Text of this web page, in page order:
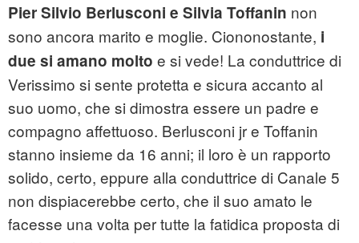
Pier Silvio Berlusconi e Silvia Toffanin non
sono ancora marito e moglie. Ciononostante, i
due si amano molto e si vede! La conduttrice di
Verissimo si sente protetta e sicura accanto al
suo uomo, che si dimostra essere un padre e
compagno affettuoso. Berlusconi jr e Toffanin
stanno insieme da 16 anni; il loro è un rapporto
solido, certo, eppure alla conduttrice di Canale 5
non dispiacerebbe certo, che il suo amato le
facesse una volta per tutte la fatidica proposta di